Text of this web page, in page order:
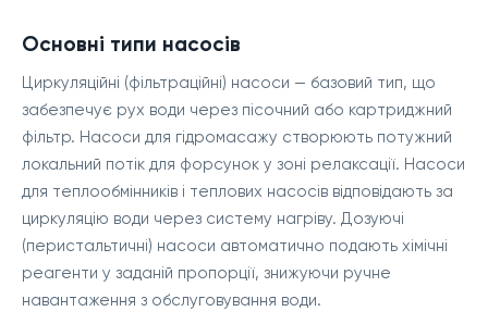
Основні типи насосів
Циркуляційні (фільтраційні) насоси — базовий тип, що
забезпечує рух води через пісочний або картриджний
фільтр. Насоси для гідромасажу створюють потужний
локальний потік для форсунок у зоні релаксації. Насоси
для теплообмінників і теплових насосів відповідають за
циркуляцію води через систему нагріву. Дозуючі
(перистальтичні) насоси автоматично подають хімічні
реагенти у заданій пропорції, знижуючи ручне
навантаження з обслуговування води.